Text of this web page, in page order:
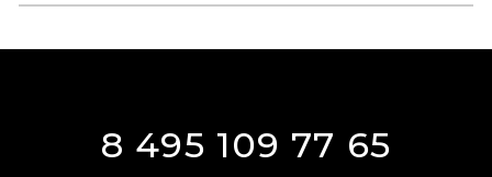
8 495 109 77 65